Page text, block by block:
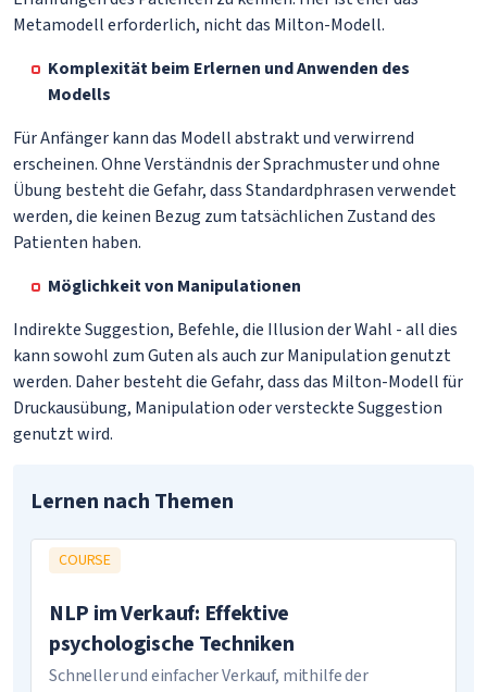
Metamodell erforderlich, nicht das Milton-Modell.
Komplexität beim Erlernen und Anwenden des
Modells
Für Anfänger kann das Modell abstrakt und verwirrend
erscheinen. Ohne Verständnis der Sprachmuster und ohne
Übung besteht die Gefahr, dass Standardphrasen verwendet
werden, die keinen Bezug zum tatsächlichen Zustand des
Patienten haben.
Möglichkeit von Manipulationen
Indirekte Suggestion, Befehle, die Illusion der Wahl - all dies
kann sowohl zum Guten als auch zur Manipulation genutzt
werden. Daher besteht die Gefahr, dass das Milton-Modell für
Druckausübung, Manipulation oder versteckte Suggestion
genutzt wird.
Lernen nach Themen
COURSE
NLP im Verkauf: Effektive
psychologische Techniken
Schneller und einfacher Verkauf, mithilfe der